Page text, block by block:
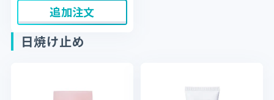
を受けやすい肌をいたわりなが
ら、自信の持てる素肌へと導き
ます。
追加注文
日焼け止め